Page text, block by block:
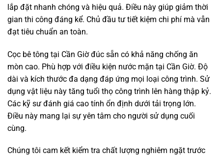
lắp đặt nhanh chóng và hiệu quả. Điều này giúp giảm thời
gian thi công đáng kể. Chủ đầu tư tiết kiệm chi phí mà vẫn
đạt tiêu chuẩn an toàn.
Cọc bê tông tại Cần Giờ đúc sẵn có khả năng chống ăn
mòn cao. Phù hợp với điều kiện nước mặn tại Cần Giờ. Độ
dài và kích thước đa dạng đáp ứng mọi loại công trình. Sử
dụng vật liệu này tăng tuổi thọ công trình lên hàng thập kỷ.
Các kỹ sư đánh giá cao tính ổn định dưới tải trọng lớn.
Điều này mang lại sự yên tâm cho người sử dụng cuối
cùng.
Chúng tôi cam kết kiểm tra chất lượng nghiêm ngặt trước